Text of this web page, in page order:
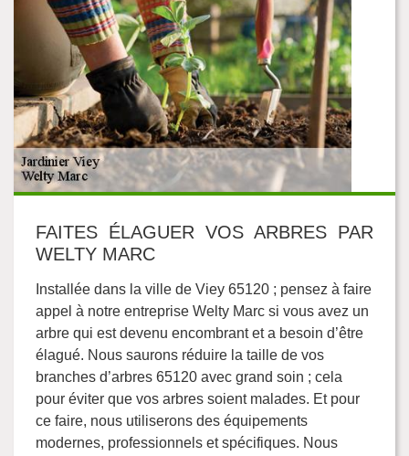
FAITES ÉLAGUER VOS ARBRES PAR
WELTY MARC
Installée dans la ville de Viey 65120 ; pensez à faire
appel à notre entreprise Welty Marc si vous avez un
arbre qui est devenu encombrant et a besoin d’être
élagué. Nous saurons réduire la taille de vos
branches d’arbres 65120 avec grand soin ; cela
pour éviter que vos arbres soient malades. Et pour
ce faire, nous utiliserons des équipements
modernes, professionnels et spécifiques. Nous